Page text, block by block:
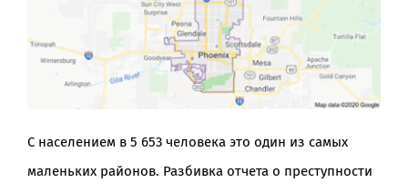
С населением в 5 653 человека это один из самых
маленьких районов. Разбивка отчета о преступности